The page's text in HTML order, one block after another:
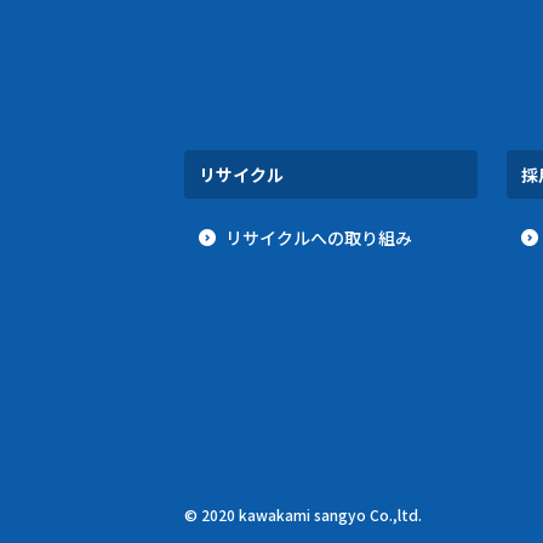
リサイクル
リサイクルへの取り組み
採
© 2020 kawakami sangyo Co.,ltd.